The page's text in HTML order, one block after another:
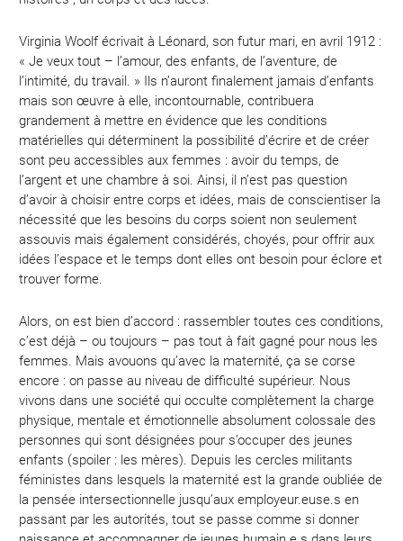
Virginia Woolf écrivait à Léonard, son futur mari, en avril 1912 :
« Je veux tout – l’amour, des enfants, de l’aventure, de
l’intimité, du travail. » Ils n’auront finalement jamais d’enfants
mais son œuvre à elle, incontournable, contribuera
grandement à mettre en évidence que les conditions
matérielles qui déterminent la possibilité d’écrire et de créer
sont peu accessibles aux femmes : avoir du temps, de
l’argent et une chambre à soi. Ainsi, il n’est pas question
d’avoir à choisir entre corps et idées, mais de conscientiser la
nécessité que les besoins du corps soient non seulement
assouvis mais également considérés, choyés, pour offrir aux
idées l’espace et le temps dont elles ont besoin pour éclore et
trouver forme.
Alors, on est bien d’accord : rassembler toutes ces conditions,
c’est déjà – ou toujours – pas tout à fait gagné pour nous les
femmes. Mais avouons qu’avec la maternité, ça se corse
encore : on passe au niveau de difficulté supérieur. Nous
vivons dans une société qui occulte complètement la charge
physique, mentale et émotionnelle absolument colossale des
personnes qui sont désignées pour s’occuper des jeunes
enfants (spoiler : les mères). Depuis les cercles militants
féministes dans lesquels la maternité est la grande oubliée de
la pensée intersectionnelle jusqu’aux employeur.euse.s en
passant par les autorités, tout se passe comme si donner